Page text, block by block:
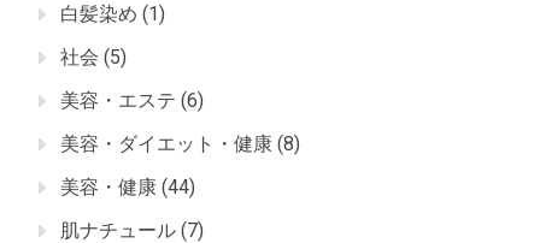
白髪染め (1)
社会 (5)
美容・エステ (6)
美容・ダイエット・健康 (8)
美容・健康 (44)
肌ナチュール (7)